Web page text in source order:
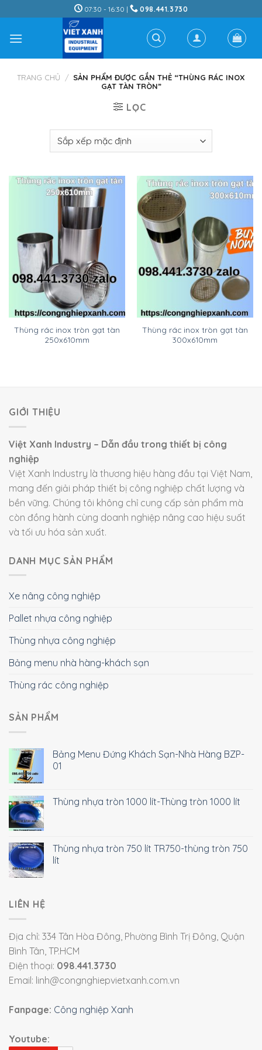
to
content
07:30 - 16:30 | 098.441.3730
TRANG CHỦ / SẢN PHẨM ĐƯỢC GẮN THẺ “THÙNG RÁC INOX
GẠT TÀN TRÒN”
LỌC
Thùng rác inox tròn gạt tàn
250x610mm
Thùng rác inox tròn gạt tàn
300x610mm
GIỚI THIỆU
Việt Xanh Industry – Dẫn đầu trong thiết bị công
nghiệp
Việt Xanh Industry là thương hiệu hàng đầu tại Việt Nam,
mang đến giải pháp thiết bị công nghiệp chất lượng và
bền vững. Chúng tôi không chỉ cung cấp sản phẩm mà
còn đồng hành cùng doanh nghiệp nâng cao hiệu suất
và tối ưu hóa sản xuất.
DANH MỤC SẢN PHẨM
Xe nâng công nghiệp
Pallet nhựa công nghiệp
Thùng nhựa công nghiệp
Bảng menu nhà hàng-khách sạn
Thùng rác công nghiệp
SẢN PHẨM
Bảng Menu Đứng Khách Sạn-Nhà Hàng BZP-
01
Thùng nhựa tròn 1000 lít-Thùng tròn 1000 lít
Thùng nhựa tròn 750 lít TR750-thùng tròn 750
lít
LIÊN HỆ
Địa chỉ: 334 Tân Hòa Đông, Phường Bình Trị Đông, Quận
Bình Tân, TP.HCM
Điện thoại: 098.441.3730
Email: linh@congnghiepvietxanh.com.vn
Fanpage: Công nghiệp Xanh
Youtube: